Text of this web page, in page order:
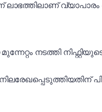
നടത്തി